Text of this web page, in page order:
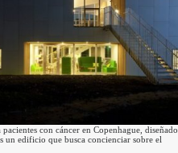
con cáncer en Copenhague, diseñado
un edificio que busca concienciar sobre el